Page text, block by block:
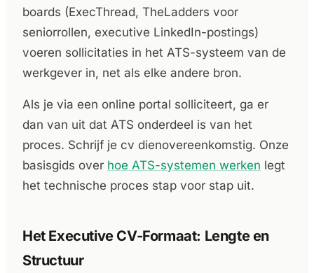
boards (ExecThread, TheLadders voor
seniorrollen, executive LinkedIn-postings)
voeren sollicitaties in het ATS-systeem van de
werkgever in, net als elke andere bron.
Als je via een online portal solliciteert, ga er
dan van uit dat ATS onderdeel is van het
proces. Schrijf je cv dienovereenkomstig. Onze
basisgids over hoe ATS-systemen werken legt
het technische proces stap voor stap uit.
Het Executive CV-Formaat: Lengte en
Structuur